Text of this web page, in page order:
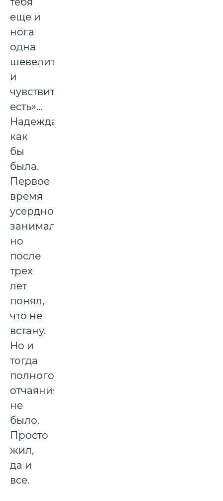
еще и
нога
одна
шевелится,
и
чувствительность
есть»...
Надежда
как
бы
была.
Первое
время
усердно
занимался,
но
после
трех
лет
понял,
что не
встану.
Но и
тогда
полного
отчаяния
не
было.
Просто
жил,
да и
все.